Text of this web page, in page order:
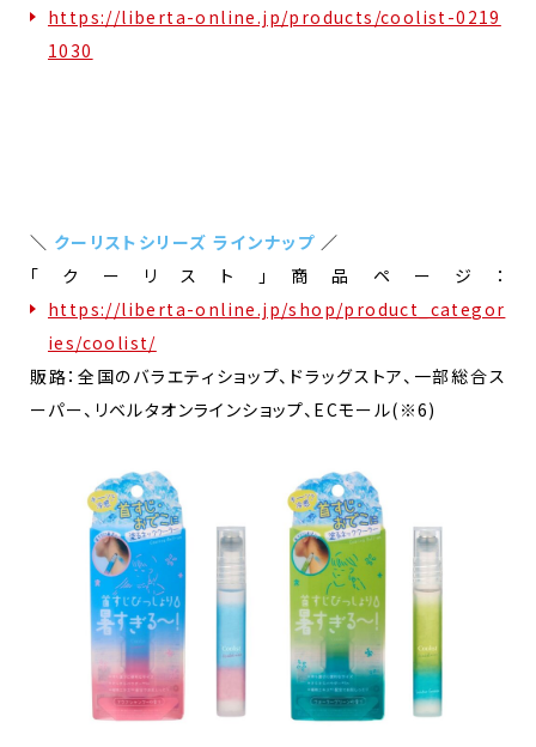
https://liberta-online.jp/products/coolist-0219
1030
＼ クーリストシリーズ ラインナップ ／
「クーリスト」商品ページ：
https://liberta-online.jp/shop/product_categor
ies/coolist/
販路：全国のバラエティショップ、ドラッグストア、一部総合ス
ーパー、リベルタオンラインショップ、ECモール(※6)